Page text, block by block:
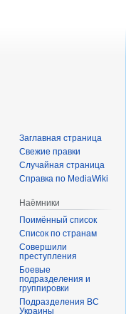
Заглавная страница
Свежие правки
Случайная страница
Справка по MediaWiki
Наёмники
Поимённый список
Список по странам
Совершили
преступления
Боевые
подразделения и
группировки
Подразделения ВС
Украины